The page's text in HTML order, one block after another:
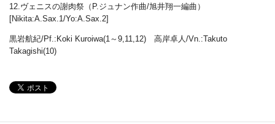
12.ヴェニスの謝肉祭（P.ジュナン作曲/旭井翔一編曲）
[Nikita:A.Sax.1/Yo:A.Sax.2]
黒岩航紀/Pf.:Koki Kuroiwa(1～9,11,12) 高岸卓人/Vn.:Takuto
Takagishi(10)